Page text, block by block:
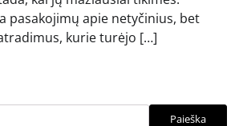
pasakojimų apie netyčinius, bet
kurie turėjo […]
Paieška